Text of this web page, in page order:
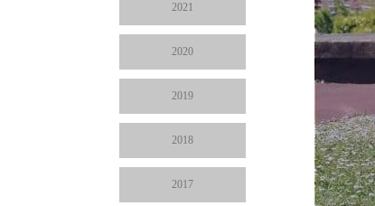
2021
2020
2019
2018
2017